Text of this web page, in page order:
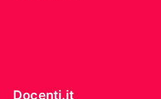
Docenti.it